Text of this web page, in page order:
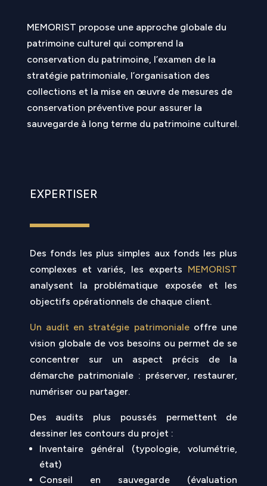
MEMORIST propose une approche globale du
patrimoine culturel qui comprend la
conservation du patrimoine, l’examen de la
stratégie patrimoniale, l’organisation des
collections et la mise en œuvre de mesures de
conservation préventive pour assurer la
sauvegarde à long terme du patrimoine culturel.
EXPERTISER
Des fonds les plus simples aux fonds les plus
complexes et variés, les experts MEMORIST
analysent la problématique exposée et les
objectifs opérationnels de chaque client.
Un audit en stratégie patrimonialeoffre une
vision globale de vos besoins ou permet de se
concentrer sur un aspect précis de la
démarche patrimoniale : préserver, restaurer,
numériser ou partager.
Des audits plus poussés permettent de
dessiner les contours du projet :
Inventaire général (typologie, volumétrie,
état)
Conseil en sauvegarde (évaluation